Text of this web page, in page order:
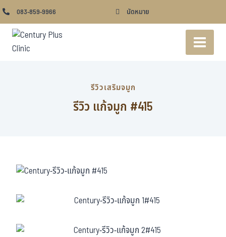
083-859-9966 นัดหมาย
รีวิวเสริมจมูก
รีวิว แก้จมูก #415